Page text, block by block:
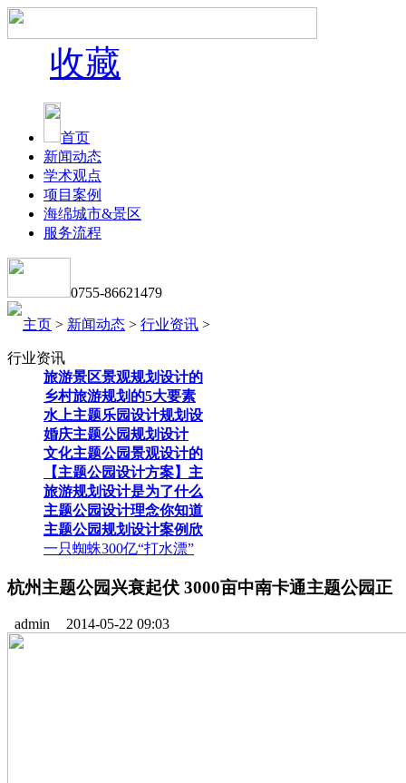
收藏
首页
新闻动态
学术观点
项目案例
海绵城市&景区
服务流程
0755-86621479
主页 > 新闻动态 > 行业资讯 >
行业资讯
旅游景区景观规划设计的
乡村旅游规划的5大要素
水上主题乐园设计规划设
婚庆主题公园规划设计
文化主题公园景观设计的
【主题公园设计方案】主
旅游规划设计是为了什么
主题公园设计理念你知道
主题公园规划设计案例欣
一只蜘蛛300亿“打水漂”
杭州主题公园兴衰起伏 3000亩中南卡通主题公园正
admin 2014-05-22 09:03